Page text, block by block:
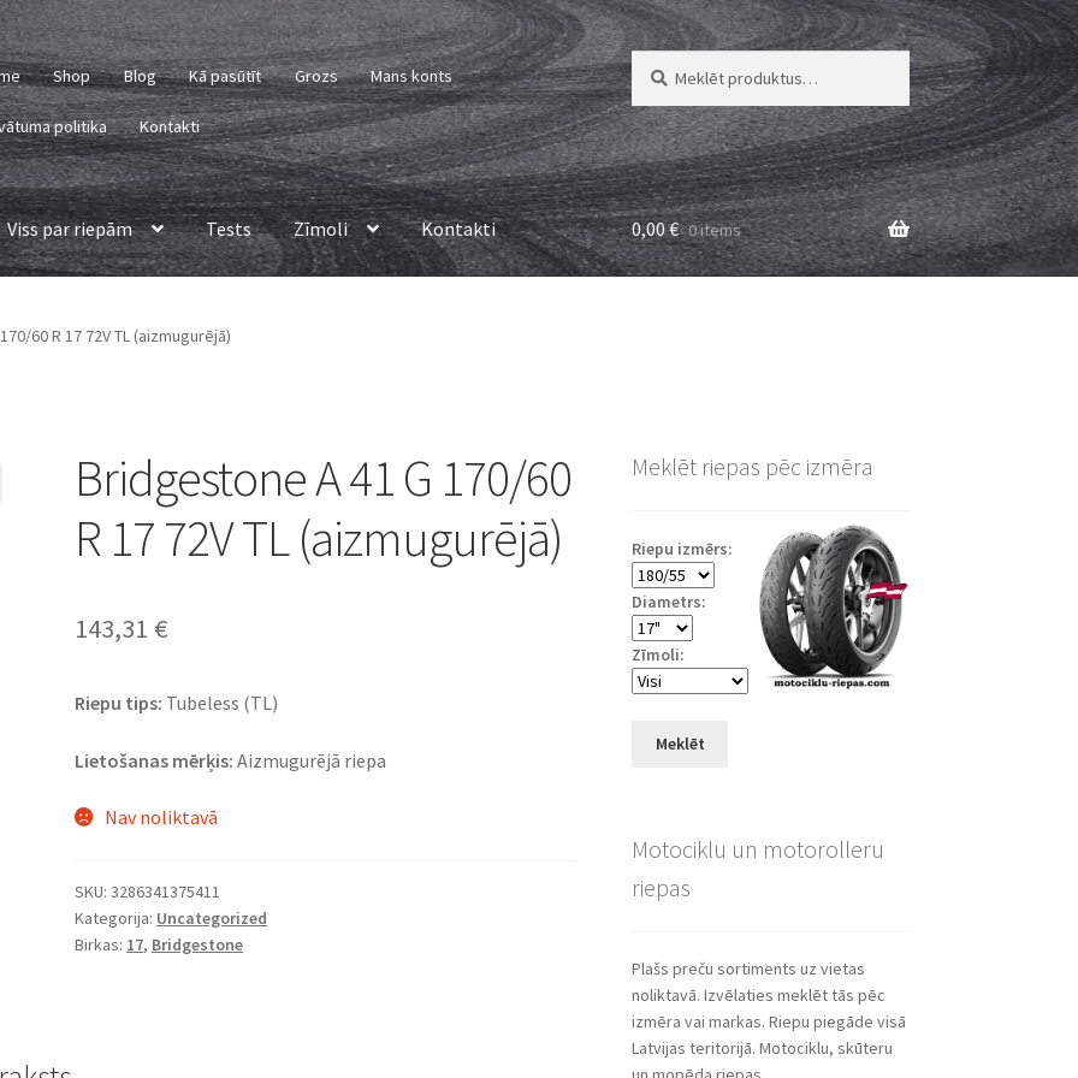
Shop Blog Kā pasūtīt Grozs Mans konts
politika Kontakti
Meklēt:
Meklēt
Viss par riepām Tests Zīmoli Kontakti 0,00€ 0 items
60 R 17 72V TL (aizmugurējā)
Bridgestone A 41 G 170/60
R 17 72V TL (aizmugurējā)
143,31 €
Riepu tips: Tubeless (TL)
Lietošanas mērķis: Aizmugurējā riepa
Nav noliktavā
SKU:3286341375411
Kategorija: Uncategorized
Birkas: 17, Bridgestone
Meklēt riepas pēc izmēra
Riepu izmērs:
Diametrs:
Zīmoli:
Meklēt
Motociklu un motorolleru
riepas
Plašs preču sortiments uz vietas
noliktavā. Izvēlaties meklēt tās pēc
izmēra vai markas. Riepu piegāde visā
Latvijas teritorijā. Motociklu, skūteru